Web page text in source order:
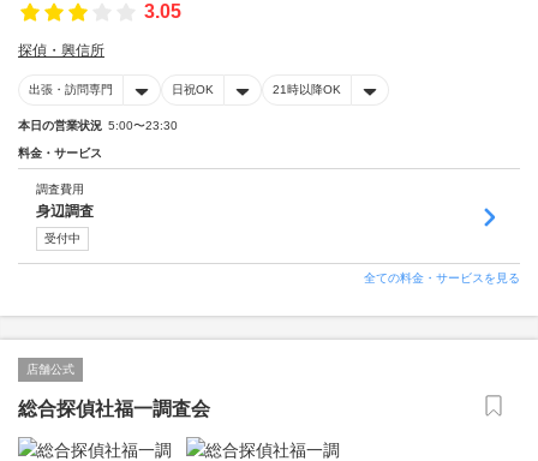
3.05
探偵・興信所
出張・訪問専門 日祝OK 21時以降OK
本日の営業状況 5:00〜23:30
料金・サービス
調査費用
身辺調査
受付中
全ての料金・サービスを見る
店舗公式
総合探偵社福一調査会